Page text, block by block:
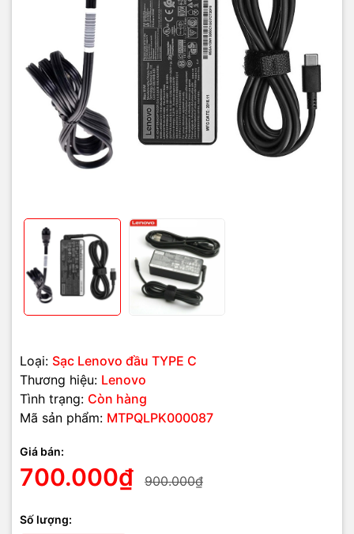
Loại: Sạc Lenovo đầu TYPE C
Thương hiệu: Lenovo
Tình trạng: Còn hàng
Mã sản phẩm: MTPQLPK000087
Giá bán:
700.000₫ 900.000₫
Số lượng:
Khoảng 250g
Chất liệu vỏ Nhựa chống cháy cao cấp
Tương thích Lenovo Dell HP Acer MacBook và thiết bị PD
3 – 12 tháng tùy chính sách